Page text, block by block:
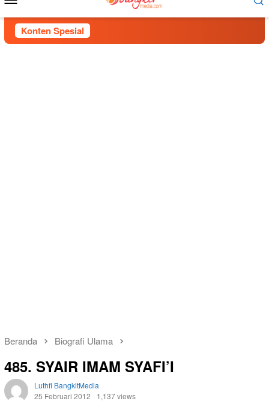
Mobile
Konten Spesial
Beranda Biografi Ulama
485. SYAIR IMAM SYAFI’I
Luthfi BangkitMedia
25 Februari 2012
1,137 views